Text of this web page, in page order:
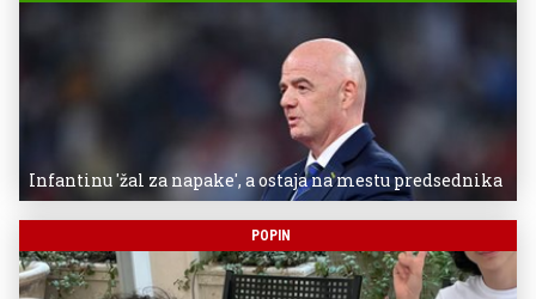
Infantinu 'žal za napake', a ostaja na mestu predsednika
POPIN